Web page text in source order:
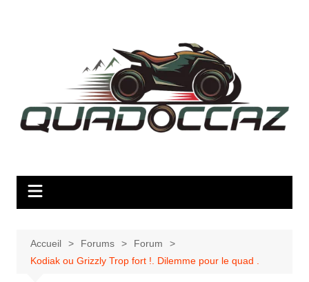
Accueil Forums
Forum
Kodiak ou Grizzly Trop fort !. Dilemme pour le quad .